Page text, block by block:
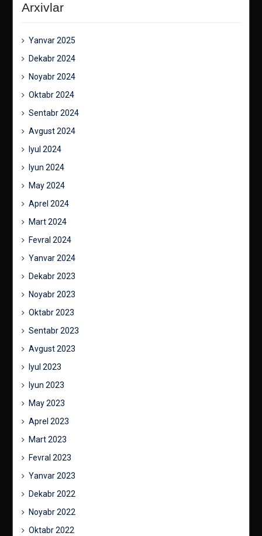
Arxivlar
Yanvar 2025
Dekabr 2024
Noyabr 2024
Oktabr 2024
Sentabr 2024
Avgust 2024
Iyul 2024
Iyun 2024
May 2024
Aprel 2024
Mart 2024
Fevral 2024
Yanvar 2024
Dekabr 2023
Noyabr 2023
Oktabr 2023
Sentabr 2023
Avgust 2023
Iyul 2023
Iyun 2023
May 2023
Aprel 2023
Mart 2023
Fevral 2023
Yanvar 2023
Dekabr 2022
Noyabr 2022
Oktabr 2022